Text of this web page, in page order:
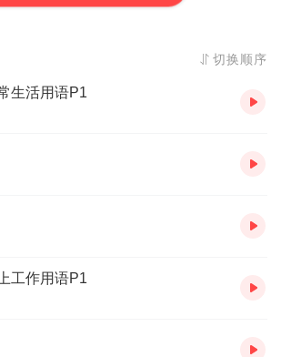
切换顺序
生活用语P1
工作用语P1